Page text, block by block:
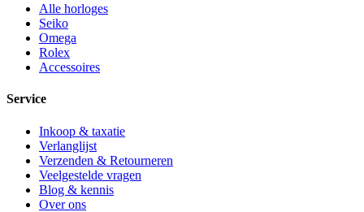
Alle horloges
Seiko
Omega
Rolex
Accessoires
Service
Inkoop & taxatie
Verlanglijst
Verzenden & Retourneren
Veelgestelde vragen
Blog & kennis
Over ons